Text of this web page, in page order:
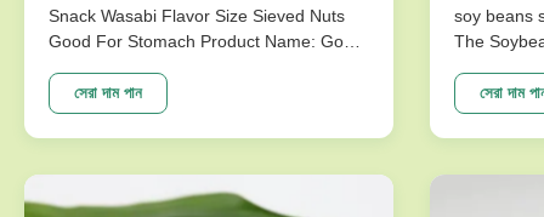
Snack Wasabi Flavor Size Sieved Nuts
Good For Stomach Product Name: Good
Size Sieved Nuts Good For Stomach The
selling points NON-GMO,.free from
frying,Good for Spleen & Stomach
সেরা দাম পান
soy beans
The
the
great care
imported
সেরা দাম